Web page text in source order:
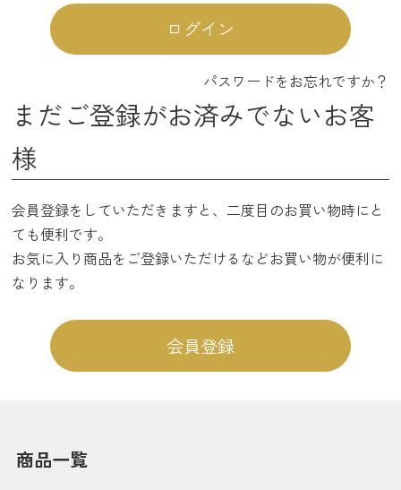
ログイン
パスワードをお忘れですか？
まだご登録がお済みでないお客
様
会員登録をしていただきますと、二度目のお買い物時にと
ても便利です。
お気に入り商品をご登録いただけるなどお買い物が便利に
なります。
会員登録
商品一覧